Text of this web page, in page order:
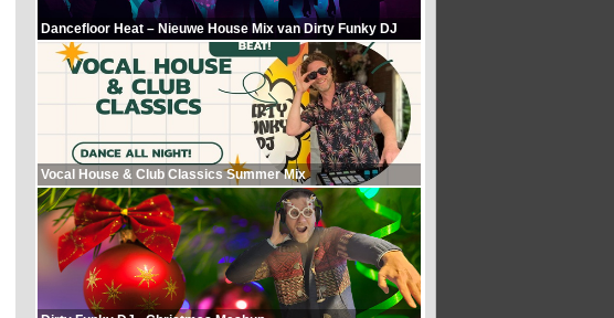
Dancefloor Heat – Nieuwe House Mix van Dirty Funky DJ
Vocal House & Club Classics Summer Mix